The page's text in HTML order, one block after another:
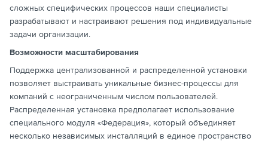
сложных специфических процессов наши специалисты
разрабатывают и настраивают решения под индивидуальные
задачи организации.
Возможности масштабирования
Поддержка централизованной и распределенной установки
позволяет выстраивать уникальные бизнес-процессы для
компаний с неограниченным числом пользователей.
Распределенная установка предполагает использование
специального модуля «Федерация», который объединяет
несколько независимых инсталляций в единое пространство